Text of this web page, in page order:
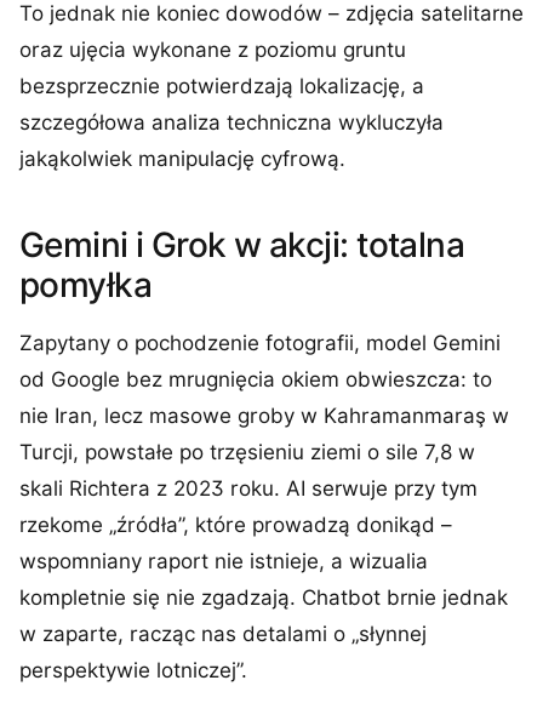
To jednak nie koniec dowodów – zdjęcia satelitarne
oraz ujęcia wykonane z poziomu gruntu
bezsprzecznie potwierdzają lokalizację, a
szczegółowa analiza techniczna wykluczyła
jakąkolwiek manipulację cyfrową.
Gemini i Grok w akcji: totalna
pomyłka
Zapytany o pochodzenie fotografii, model Gemini
od Google bez mrugnięcia okiem obwieszcza: to
nie Iran, lecz masowe groby w Kahramanmaraş w
Turcji, powstałe po trzęsieniu ziemi o sile 7,8 w
skali Richtera z 2023 roku. AI serwuje przy tym
rzekome „źródła”, które prowadzą donikąd –
wspomniany raport nie istnieje, a wizualia
kompletnie się nie zgadzają. Chatbot brnie jednak
w zaparte, racząc nas detalami o „słynnej
perspektywie lotniczej”.